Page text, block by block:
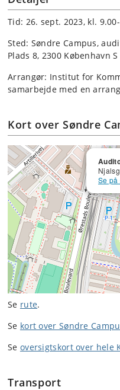
Tid: 26. sept. 2023, kl.
Sted: Søndre Campus,
Plads 8, 2300 København S
Arrangør: Institut for
samarbejde med en
Kort over Søndre
Se på
Se rute.
Se kort over Søndre
Se oversigtskort over hele
Transport